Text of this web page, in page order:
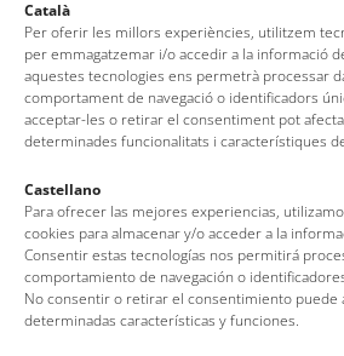
Català
Per oferir les millors experiències, utilitzem
per emmagatzemar i/o accedir a la informació
aquestes tecnologies ens permetrà processar
comportament de navegació o identificadors
acceptar-les o retirar el consentiment pot
determinades funcionalitats i característiques
Castellano
Para ofrecer las mejores experiencias,
cookies para almacenar y/o acceder a la
Consentir estas tecnologías nos permitirá
comportamiento de navegación o
No consentir o retirar el consentimiento puede
determinadas características y funciones.